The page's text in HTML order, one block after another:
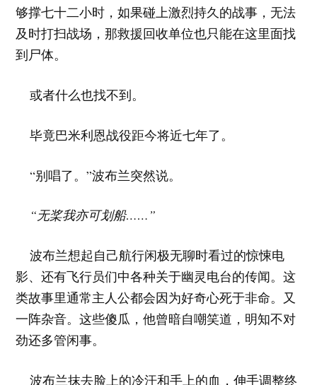
够撑七十二小时，如果碰上激烈持久的战事，无法
及时打扫战场，那救援回收单位也只能在这里面找
到尸体。
或者什么也找不到。
毕竟巴米利恩战役距今将近七年了。
“别唱了。”波布兰突然说。
“无桨我亦可划船……”
波布兰想起自己航行闲极无聊时看过的惊悚电
影、还有飞行员们中各种关于幽灵电台的传闻。这
类故事里通常主人公都会因为好奇心死于非命。又
一阵杂音。这些傻瓜，他曾暗自嘲笑道，明知不对
劲还多管闲事。
波布兰抹去脸上的冷汗和手上的血，伸手调整终